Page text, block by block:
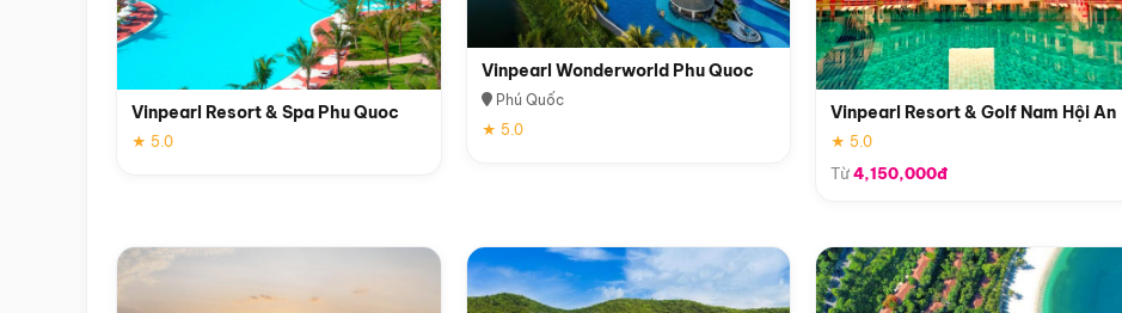
Vinpearl Resort & Spa Phu Quoc
★ 5.0
Vinpearl Wonderworld Phu Quoc
Phú Quốc
★ 5.0
Vinpearl Resort & Golf Nam Hội An
★ 5.0
Từ4,150,000đ